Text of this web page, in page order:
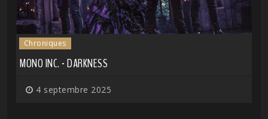
Chroniques
MONO INC. - DARKNESS
4 septembre 2025